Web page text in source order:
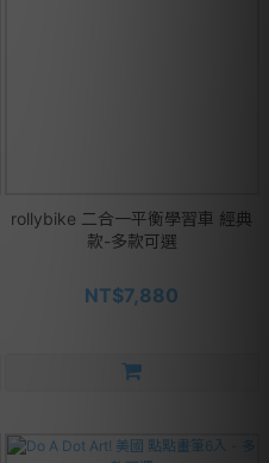
rollybike 二合一平衡學習車 經典
款-多款可選
NT$7,880